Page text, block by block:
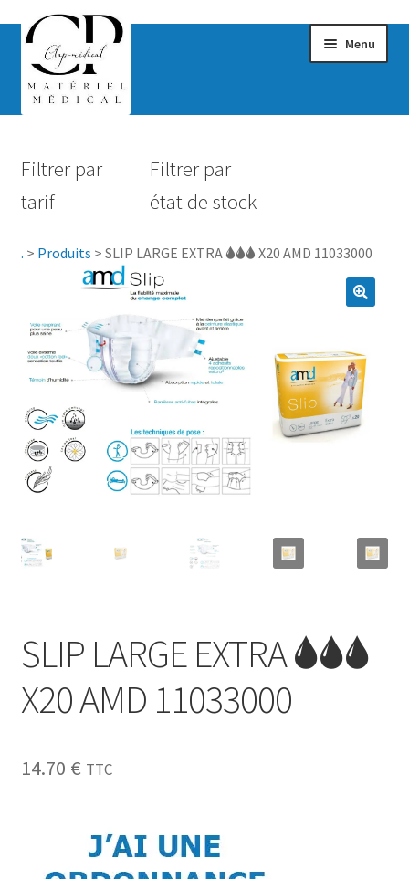
Menu
Hygiène
Rééducation
Accessoires Salle de bain
Vêtements & Chaussures
Sécurité
Pro.
Filtrer par
tarif
Filtrer par
état de stock
. > Produits > SLIP LARGE EXTRA 🌢🌢🌢 X20 AMD 11033000
SLIP LARGE EXTRA 🌢🌢🌢
X20 AMD 11033000
14.70 € TTC